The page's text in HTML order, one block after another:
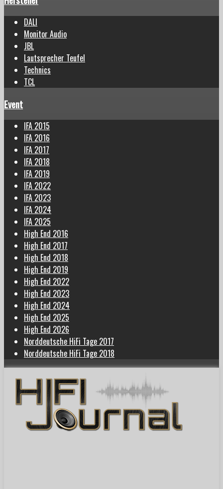
DALI
Monitor Audio
JBL
Lautsprecher Teufel
Technics
TCL
Event
IFA 2015
IFA 2016
IFA 2017
IFA 2018
IFA 2019
IFA 2022
IFA 2023
IFA 2024
IFA 2025
High End 2016
High End 2017
High End 2018
High End 2019
High End 2022
High End 2023
High End 2024
High End 2025
High End 2026
Norddeutsche HiFi Tage 2017
Norddeutsche HiFi Tage 2018